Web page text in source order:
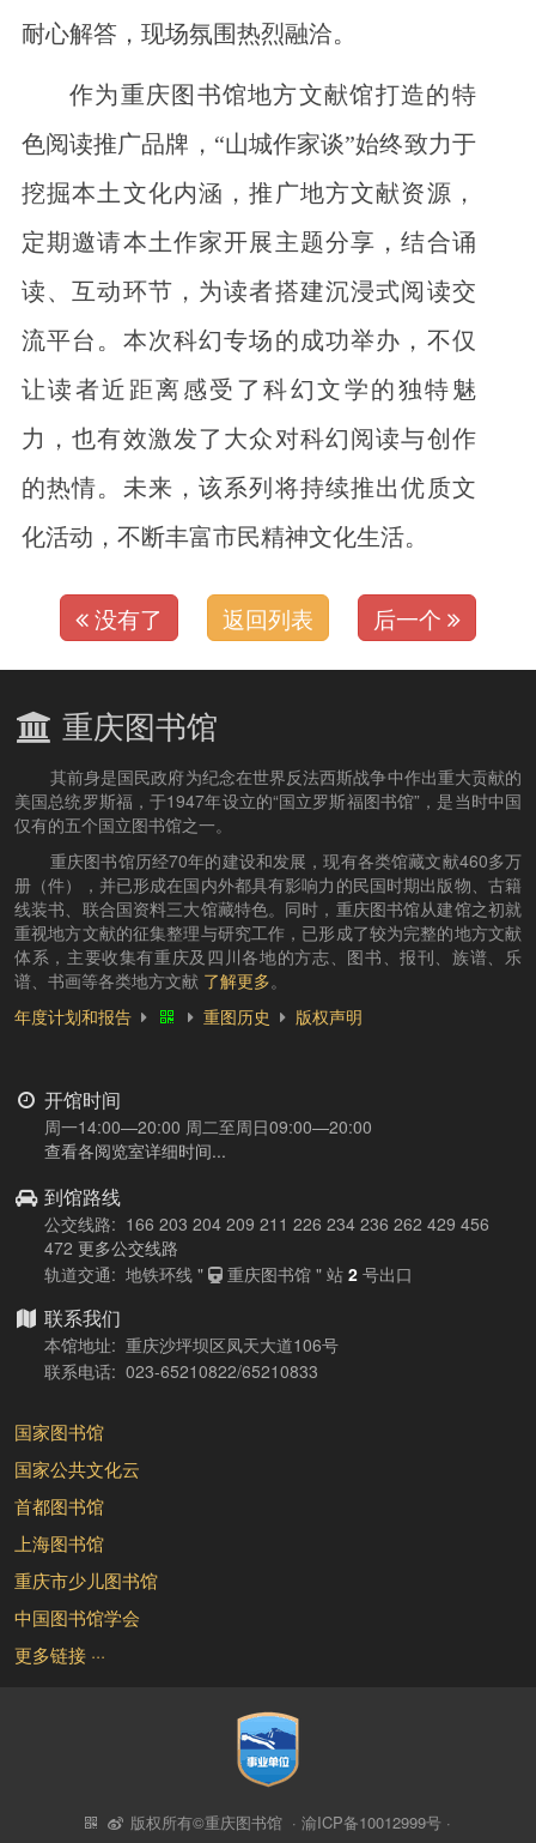
耐心解答，现场氛围热烈融洽。
作为重庆图书馆地方文献馆打造的特
色阅读推广品牌，“山城作家谈”始终致力于
挖掘本土文化内涵，推广地方文献资源，
定期邀请本土作家开展主题分享，结合诵
读、互动环节，为读者搭建沉浸式阅读交
流平台。本次科幻专场的成功举办，不仅
让读者近距离感受了科幻文学的独特魅
力，也有效激发了大众对科幻阅读与创作
的热情。未来，该系列将持续推出优质文
化活动，不断丰富市民精神文化生活。
没有了 返回列表 后一个
重庆图书馆
其前身是国民政府为纪念在世界反法西斯战争中作出重大贡献的
美国总统罗斯福，于1947年设立的“国立罗斯福图书馆”，是当时中国
仅有的五个国立图书馆之一。
重庆图书馆历经70年的建设和发展，现有各类馆藏文献460多万
册（件），并已形成在国内外都具有影响力的民国时期出版物、古籍
线装书、联合国资料三大馆藏特色。同时，重庆图书馆从建馆之初就
重视地方文献的征集整理与研究工作，已形成了较为完整的地方文献
体系，主要收集有重庆及四川各地的方志、图书、报刊、族谱、乐
谱、书画等各类地方文献 了解更多。
年度计划和报告
重图历史 版权声明
开馆时间
周一14:00—20:00 周二至周日09:00—20:00
查看各阅览室详细时间...
到馆路线
公交线路: 166 203 204 209 211 226 234 236 262 429 456
472 更多公交线路
轨道交通: 地铁环线 "
重庆图书馆 " 站 2号出口
联系我们
本馆地址: 重庆沙坪坝区凤天大道106号
联系电话: 023-65210822/65210833
国家图书馆
国家公共文化云
首都图书馆
上海图书馆
重庆市少儿图书馆
中国图书馆学会
更多链接 ···
版权所有©重庆图书馆 · 渝ICP备10012999号·